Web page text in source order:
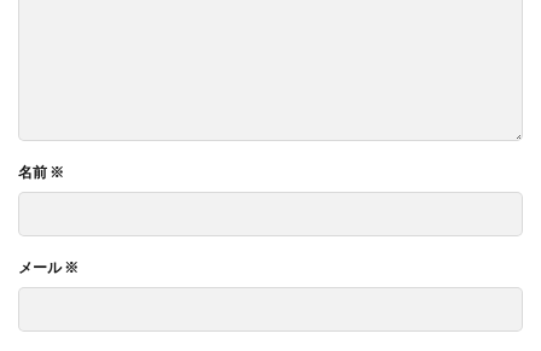
名前 ※
メール※